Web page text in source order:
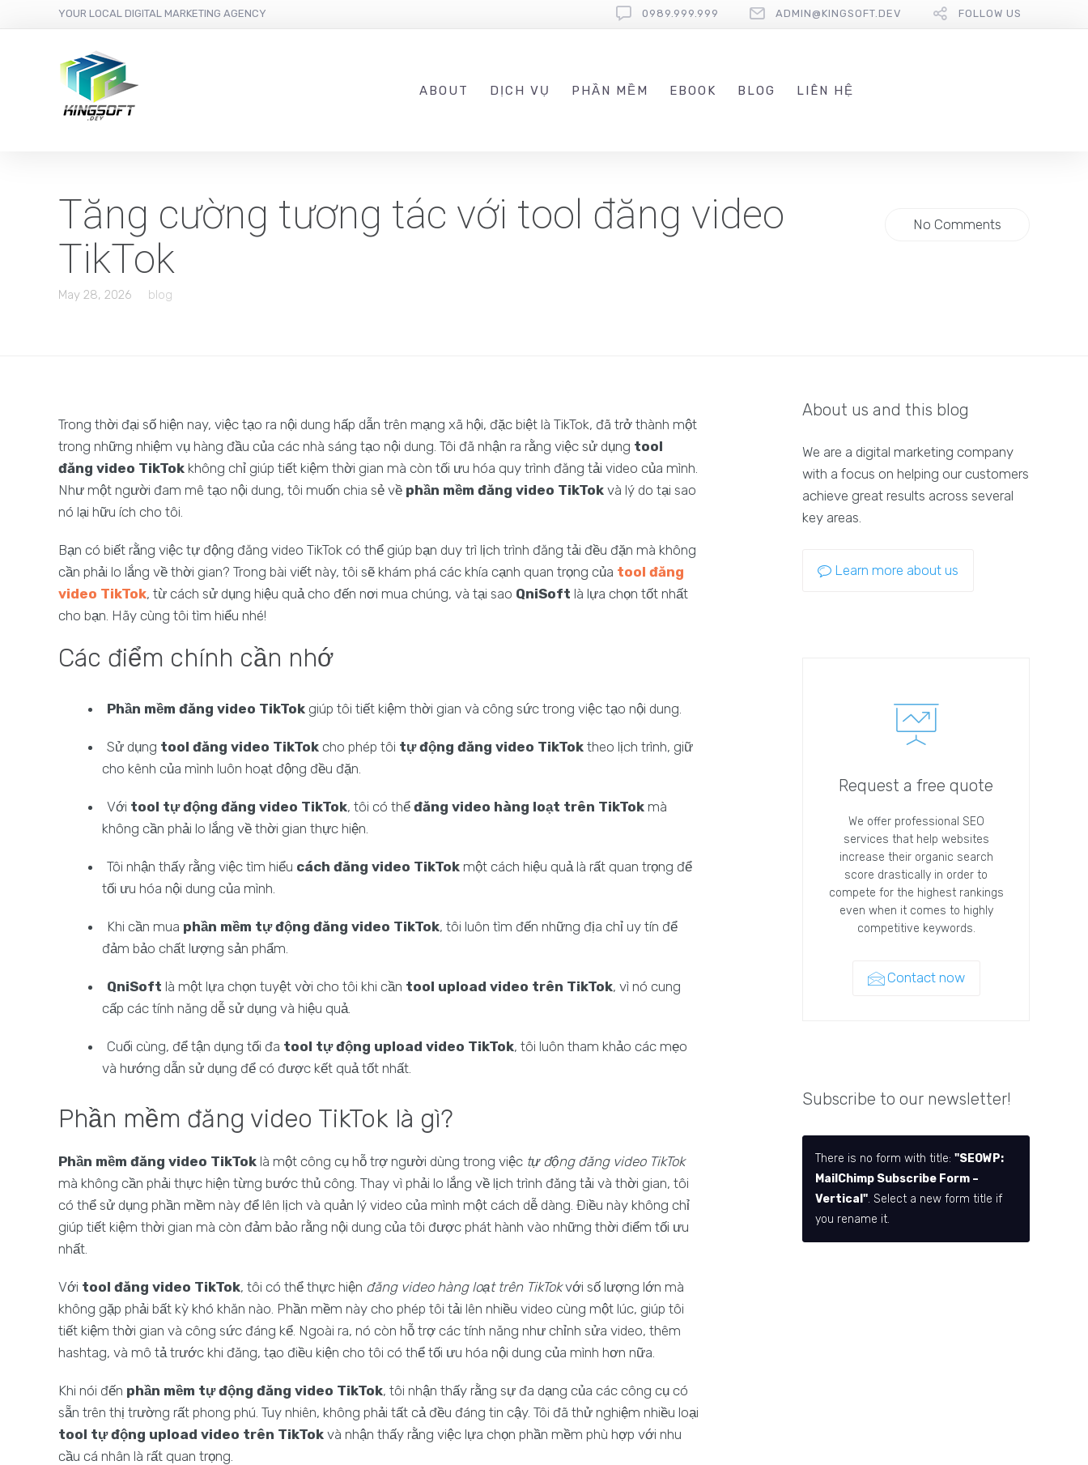
YOUR LOCAL DIGITAL MARKETING AGENCY 0989.999.999 ADMIN@KINGSOFT.DEV FOLLOW US
ABOUT DỊCH VỤ PHẦN MỀM EBOOK BLOG LIÊN HỆ
Tăng cường tương tác với tool đăng video
TikTok
May 28, 2026 blog
No Comments
Trong thời đại số hiện nay, việc tạo ra nội dung hấp dẫn trên mạng xã hội, đặc biệt là TikTok, đã trở thành một
trong những nhiệm vụ hàng đầu của các nhà sáng tạo nội dung. Tôi đã nhận ra rằng việc sử dụng tool
đăng video TikTok không chỉ giúp tiết kiệm thời gian mà còn tối ưu hóa quy trình đăng tải video của mình.
Như một người đam mê tạo nội dung, tôi muốn chia sẻ về phần mềm đăng video TikTok và lý do tại sao
nó lại hữu ích cho tôi.
Bạn có biết rằng việc tự động đăng video TikTok có thể giúp bạn duy trì lịch trình đăng tải đều đặn mà không
cần phải lo lắng về thời gian? Trong bài viết này, tôi sẽ khám phá các khía cạnh quan trọng của tool đăng
video TikTok, từ cách sử dụng hiệu quả cho đến nơi mua chúng, và tại sao QniSoft là lựa chọn tốt nhất
cho bạn. Hãy cùng tôi tìm hiểu nhé!
Các điểm chính cần nhớ
Phần mềm đăng video TikTok giúp tôi tiết kiệm thời gian và công sức trong việc tạo nội dung.
Sử dụng tool đăng video TikTok cho phép tôi tự động đăng video TikTok theo lịch trình, giữ
cho kênh của mình luôn hoạt động đều đặn.
Với tool tự động đăng video TikTok, tôi có thểđăng video hàng loạt trên TikTok mà
không cần phải lo lắng về thời gian thực hiện.
Tôi nhận thấy rằng việc tìm hiểu cách đăng video TikTok một cách hiệu quả là rất quan trọng để
tối ưu hóa nội dung của mình.
Khi cần mua phần mềm tự động đăng video TikTok, tôi luôn tìm đến những địa chỉ uy tín để
đảm bảo chất lượng sản phẩm.
QniSoft là một lựa chọn tuyệt vời cho tôi khi cần tool upload video trên TikTok, vì nó cung
cấp các tính năng dễ sử dụng và hiệu quả.
Cuối cùng, để tận dụng tối đa tool tự động upload video TikTok, tôi luôn tham khảo các mẹo
và hướng dẫn sử dụng để có được kết quả tốt nhất.
Phần mềm đăng video TikTok là gì?
Phần mềm đăng video TikTok là một công cụ hỗ trợ người dùng trong việc tự động đăng video TikTok
mà không cần phải thực hiện từng bước thủ công. Thay vì phải lo lắng về lịch trình đăng tải và thời gian, tôi
có thể sử dụng phần mềm này để lên lịch và quản lý video của mình một cách dễ dàng. Điều này không chỉ
giúp tiết kiệm thời gian mà còn đảm bảo rằng nội dung của tôi được phát hành vào những thời điểm tối ưu
nhất.
Với tool đăng video TikTok, tôi có thể thực hiện đăng video hàng loạt trên TikTokvới số lượng lớn mà
không gặp phải bất kỳ khó khăn nào. Phần mềm này cho phép tôi tải lên nhiều video cùng một lúc, giúp tôi
tiết kiệm thời gian và công sức đáng kể. Ngoài ra, nó còn hỗ trợ các tính năng như chỉnh sửa video, thêm
hashtag, và mô tả trước khi đăng, tạo điều kiện cho tôi có thể tối ưu hóa nội dung của mình hơn nữa.
Khi nói đến phần mềm tự động đăng video TikTok, tôi nhận thấy rằng sự đa dạng của các công cụ có
sẵn trên thị trường rất phong phú. Tuy nhiên, không phải tất cả đều đáng tin cậy. Tôi đã thử nghiệm nhiều loại
tool tự động upload video trên TikTok và nhận thấy rằng việc lựa chọn phần mềm phù hợp với nhu
cầu cá nhân là rất quan trọng.
About us and this blog
We are a digital marketing company
with a focus on helping our customers
achieve great results across several
key areas.
Learn more about us
Request a free quote
We offer professional SEO
services that help websites
increase their organic search
score drastically in order to
compete for the highest rankings
even when it comes to highly
competitive keywords.
Contact now
Subscribe to our newsletter!
There is no form with title:"SEOWP:
MailChimp Subscribe Form –
Vertical". Select a new form title if
you rename it.